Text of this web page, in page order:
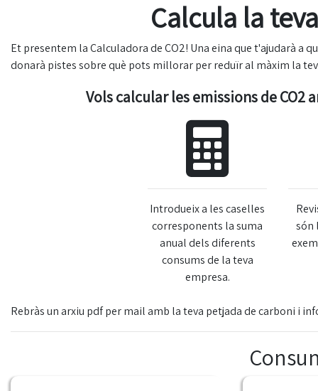
Calcula la
Et presentem la Calculadora de CO2! Una eina que t'ajudarà a
donarà pistes sobre què pots millorar per reduïr al màxim la
Vols calcular les emissions de CO2
Introdueix a les caselles
corresponents la suma
anual dels diferents
consums de la teva
empresa.
són
Rebràs un arxiu pdf per mail amb la teva petjada de carboni i